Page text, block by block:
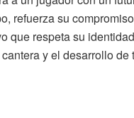
refuerza su
que respeta su
y el desarrollo de